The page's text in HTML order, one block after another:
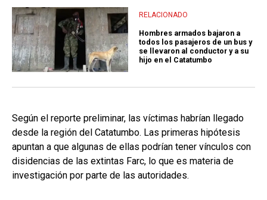
RELACIONADO
Hombres armados bajaron a
todos los pasajeros de un bus y
se llevaron al conductor y a su
hijo en el Catatumbo
Según el reporte preliminar, las víctimas habrían llegado
desde la región del Catatumbo. Las primeras hipótesis
apuntan a que algunas de ellas podrían tener vínculos con
disidencias de las extintas Farc, lo que es materia de
investigación por parte de las autoridades.